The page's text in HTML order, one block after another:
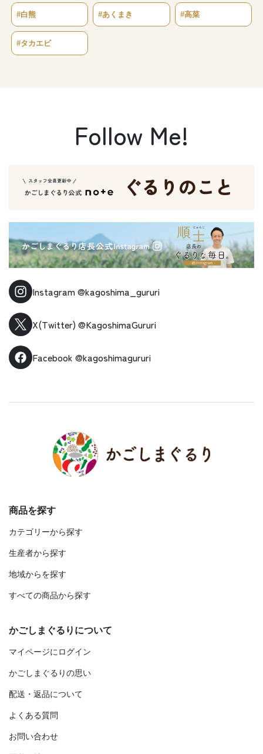
#白熊 #あくまき #高菜
#タカエビ
Follow Me!
Instagram@kagoshima_gururi
X(Twitter) @KagoshimaGururi
Facebook @kagoshimagururi
商品を探す
カテゴリーから探す
生産者から探す
地域からを探す
すべての商品から探す
かごしまぐるりについて
マイページにログイン
かごしまぐるりの思い
配送・返品について
よくある質問
お問い合わせ